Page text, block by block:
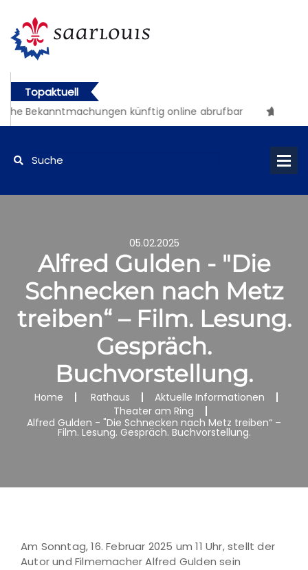
Topaktuell
Bekanntmachungen künftig online abrufbar
05.02.2025
Alfred Gulden - "Die
Schnecken nach Metz
treiben“ – Film. Lesung.
Gespräch.
Buchvorstellung.
Home Rathaus
Aktuelle Informationen
Theater am Ring
Alfred Gulden - "Die Schnecken nach Metz treiben“ –
Film. Lesung. Gespräch. Buchvorstellung.
Am Sonntag, 16. Februar 2025 um 11 Uhr, stellt der
Autor und Filmemacher Alfred Gulden sein